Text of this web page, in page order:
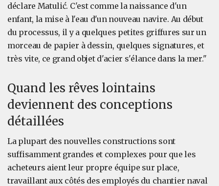
déclare Matulić. C'est comme la naissance d'un
enfant, la mise à l'eau d'un nouveau navire. Au début
du processus, il y a quelques petites griffures sur un
morceau de papier à dessin, quelques signatures, et
très vite, ce grand objet d'acier s'élance dans la mer."
Quand les rêves lointains
deviennent des conceptions
détaillées
La plupart des nouvelles constructions sont
suffisamment grandes et complexes pour que les
acheteurs aient leur propre équipe sur place,
travaillant aux côtés des employés du chantier naval